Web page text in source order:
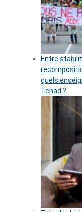
Entre
quels
Tchad ?